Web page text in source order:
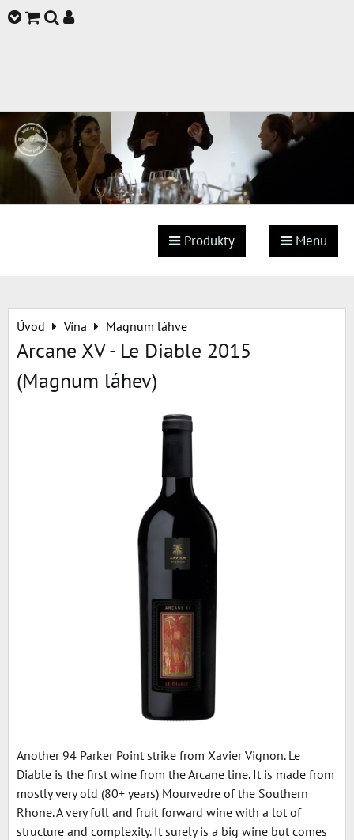
Produkty Menu
Úvod Vína Magnum láhve
Arcane XV - Le Diable 2015
(Magnum láhev)
Another 94 Parker Point strike from Xavier Vignon. Le
Diable is the first wine from the Arcane line. It is made from
mostly very old (80+ years) Mourvedre of the Southern
Rhone. A very full and fruit forward wine with a lot of
structure and complexity. It surely is a big wine but comes